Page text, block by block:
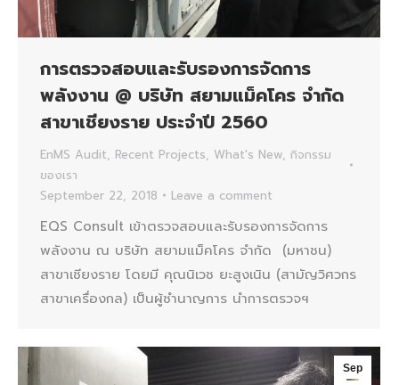
การตรวจสอบและรับรองการจัดการ
พลังงาน @ บริษัท สยามแม็คโคร จำกัด
สาขาเชียงราย ประจำปี 2560
EnMS Audit, Recent Projects, What's New, กิจกรรม
ของเรา
September 22, 2018
Leave a comment
EQS Consult เข้าตรวจสอบและรับรองการจัดการ
พลังงาน ณ บริษัท สยามแม็คโคร จำกัด (มหาชน)
สาขาเชียงราย โดยมี คุณนิเวช ยะสูงเนิน (สามัญวิศวกร
สาขาเครื่องกล) เป็นผู้ชำนาญการ นำการตรวจฯ
Sep